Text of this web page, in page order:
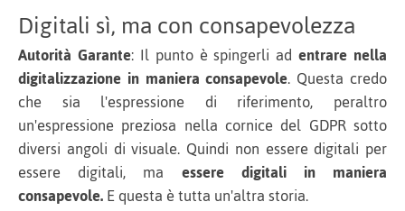
Digitali sì, ma con consapevolezza
Autorità Garante: Il punto è spingerli adentrare nella
digitalizzazione in maniera consapevole. Questa credo
che sia l'espressione di riferimento, peraltro
un'espressione preziosa nella cornice del GDPR sotto
diversi angoli di visuale. Quindi non essere digitali per
essere digitali, ma essere digitali in maniera
consapevole.E questa è tutta un'altra storia.